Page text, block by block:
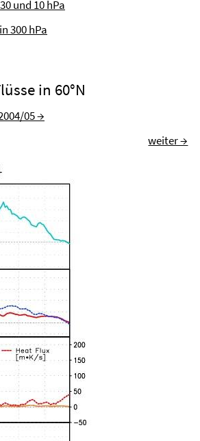
und 10 hPa
300 hPa
in 60°N
05 →
weiter →